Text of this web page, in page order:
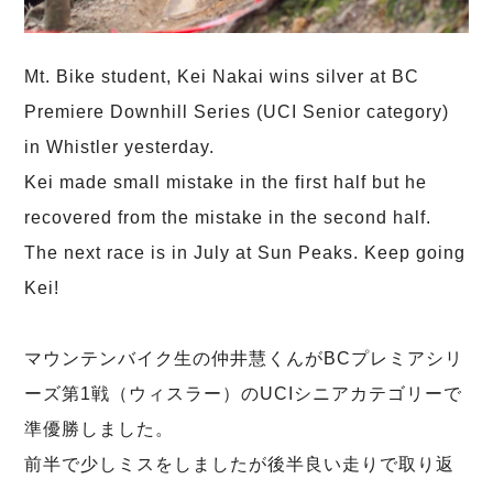
Mt. Bike student, Kei Nakai wins silver at BC
Premiere Downhill Series (UCI Senior category)
in Whistler yesterday.
Kei made small mistake in the first half but he
recovered from the mistake in the second half.
The next race is in July at Sun Peaks. Keep going
Kei!
マウンテンバイク生の仲井慧くんがBCプレミアシリ
ーズ第1戦（ウィスラー）のUCIシニアカテゴリーで
準優勝しました。
前半で少しミスをしましたが後半良い走りで取り返